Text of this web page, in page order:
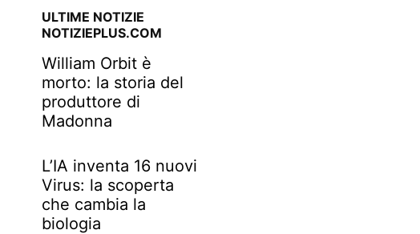
ULTIME NOTIZIE
NOTIZIEPLUS.COM
William Orbit è
morto: la storia del
produttore di
Madonna
L’IA inventa 16 nuovi
Virus: la scoperta
che cambia la
biologia